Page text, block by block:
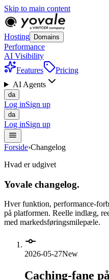
Skip to main content
Hosting Domains
Performance
AI Visibility
Features
Pricing
AI Agents
da
Log inSign up
da
Log inSign up
Forside›Changelog
Hvad er udgivet
Yovale changelog.
Hver funktion, performance-
på platformen. Reelle indlæg,
med markedsføringsmilepæle.
2026-05-27New
Caching-fane